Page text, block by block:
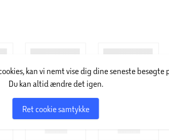
kan vi nemt vise dig dine seneste besøgte
Du kan altid ændre det igen.
Ret cookie samtykke